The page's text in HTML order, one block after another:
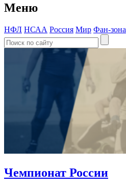
Меню
НФЛ НСАА Россия Мир Фан-зона
Чемпионат России